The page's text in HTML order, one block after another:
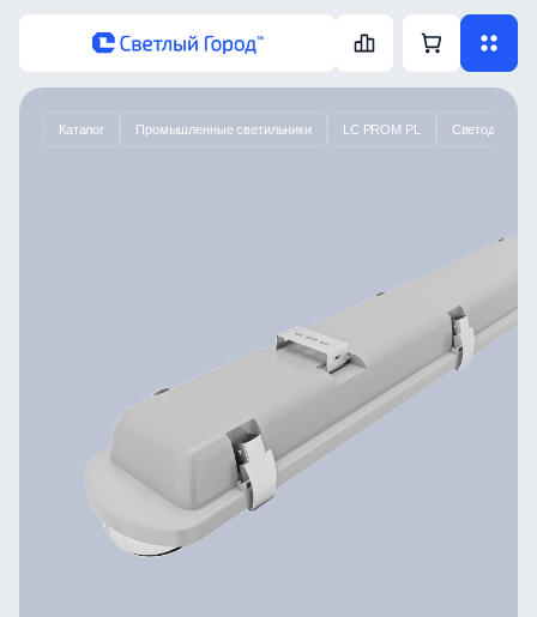
Каталог Промышленные светильники LC PROM PL